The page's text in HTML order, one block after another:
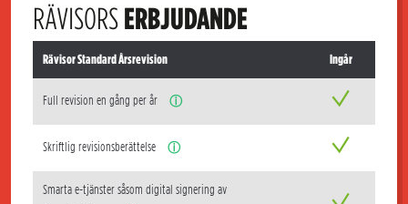
RÄVISORSERBJUDANDE
Rävisor Standard Årsrevision Ingår
Full revision en gång per år ⓘ
Skriftlig revisionsberättelse ⓘ
Smarta e-tjänster såsom digital signering av